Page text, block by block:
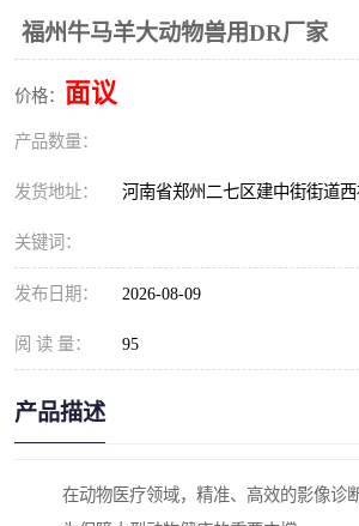
福州牛马羊大动物兽用DR厂家
价格： 面议
产品数量：
发货地址： 河南省郑州二七区建中街街道
关键词：
发布日期： 2026-08-09
阅 读 量： 95
产品描述
在动物医疗领域，精准、高效的影像诊